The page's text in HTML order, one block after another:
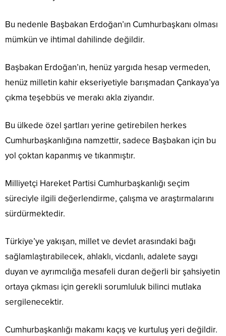
Bu nedenle Başbakan Erdoğan’ın Cumhurbaşkanı olması
mümkün ve ihtimal dahilinde değildir.
Başbakan Erdoğan’ın, henüz yargıda hesap vermeden,
henüz milletin kahir ekseriyetiyle barışmadan Çankaya’ya
çıkma teşebbüs ve merakı akla ziyandır.
Bu ülkede özel şartları yerine getirebilen herkes
Cumhurbaşkanlığına namzettir, sadece Başbakan için bu
yol çoktan kapanmış ve tıkanmıştır.
Milliyetçi Hareket Partisi Cumhurbaşkanlığı seçim
süreciyle ilgili değerlendirme, çalışma ve araştırmalarını
sürdürmektedir.
Türkiye’ye yakışan, millet ve devlet arasındaki bağı
sağlamlaştırabilecek, ahlaklı, vicdanlı, adalete saygı
duyan ve ayrımcılığa mesafeli duran değerli bir şahsiyetin
ortaya çıkması için gerekli sorumluluk bilinci mutlaka
sergilenecektir.
Cumhurbaşkanlığı makamı kaçış ve kurtuluş yeri değildir.